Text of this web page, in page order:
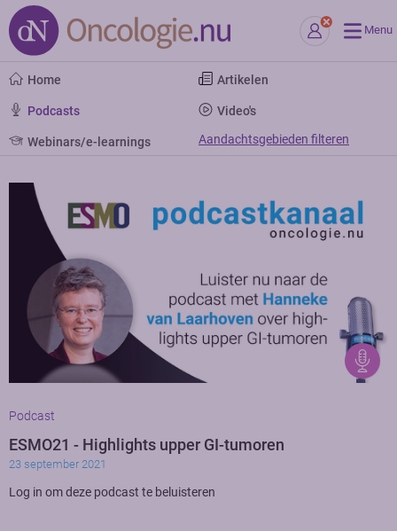
Menu
Home Artikelen
Podcasts Video's
Webinars/e-learnings Aandachtsgebieden filteren
Podcast
ESMO21 - Highlights upper GI-tumoren
23 september 2021
Log in om deze podcast te beluisteren